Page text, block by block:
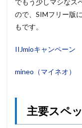
ので、SIMフリー版
もです。
IIJmioキャンペーン
mineo（マイネオ）
主要スペ